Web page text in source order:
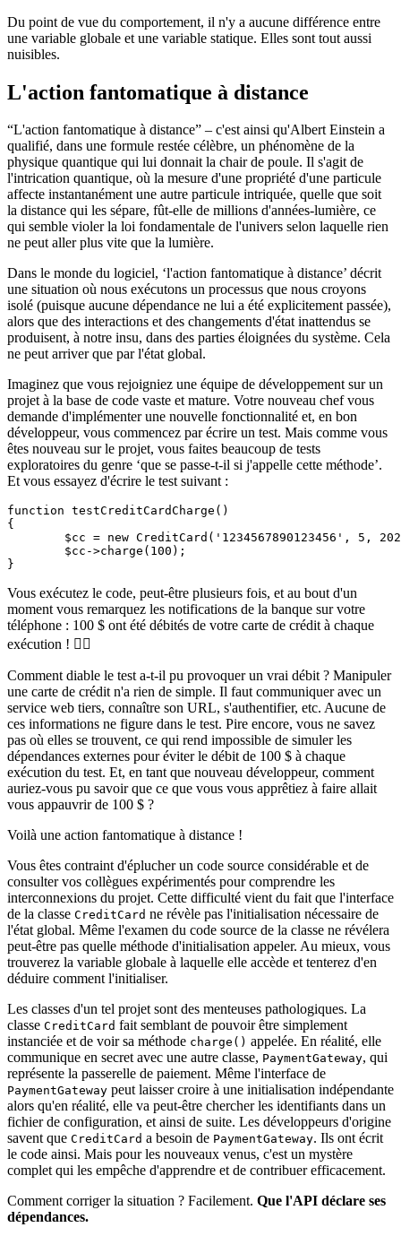
Du point de vue du comportement, il n'y a aucune différence entre
une variable globale et une variable statique. Elles sont tout aussi
nuisibles.
L'action fantomatique à distance
“L'action fantomatique à distance” – c'est ainsi qu'Albert Einstein a
qualifié, dans une formule restée célèbre, un phénomène de la
physique quantique qui lui donnait la chair de poule. Il s'agit de
l'intrication quantique, où la mesure d'une propriété d'une particule
affecte instantanément une autre particule intriquée, quelle que soit
la distance qui les sépare, fût-elle de millions d'années-lumière, ce
qui semble violer la loi fondamentale de l'univers selon laquelle rien
ne peut aller plus vite que la lumière.
Dans le monde du logiciel, ‘l'action fantomatique à distance’ décrit
une situation où nous exécutons un processus que nous croyons
isolé (puisque aucune dépendance ne lui a été explicitement passée),
alors que des interactions et des changements d'état inattendus se
produisent, à notre insu, dans des parties éloignées du système. Cela
ne peut arriver que par l'état global.
Imaginez que vous rejoigniez une équipe de développement sur un
projet à la base de code vaste et mature. Votre nouveau chef vous
demande d'implémenter une nouvelle fonctionnalité et, en bon
développeur, vous commencez par écrire un test. Mais comme vous
êtes nouveau sur le projet, vous faites beaucoup de tests
exploratoires du genre ‘que se passe-t-il si j'appelle cette méthode’.
Et vous essayez d'écrire le test suivant :
function testCreditCardCharge()
{
Vous exécutez le code, peut-être plusieurs fois, et au bout d'un
moment vous remarquez les notifications de la banque sur votre
téléphone : 100 $ ont été débités de votre carte de crédit à chaque
exécution ! 🤦‍♂️
Comment diable le test a-t-il pu provoquer un vrai débit ? Manipuler
une carte de crédit n'a rien de simple. Il faut communiquer avec un
service web tiers, connaître son URL, s'authentifier, etc. Aucune de
ces informations ne figure dans le test. Pire encore, vous ne savez
pas où elles se trouvent, ce qui rend impossible de simuler les
dépendances externes pour éviter le débit de 100 $ à chaque
exécution du test. Et, en tant que nouveau développeur, comment
auriez-vous pu savoir que ce que vous vous apprêtiez à faire allait
vous appauvrir de 100 $ ?
Voilà une action fantomatique à distance !
Vous êtes contraint d'éplucher un code source considérable et de
consulter vos collègues expérimentés pour comprendre les
interconnexions du projet. Cette difficulté vient du fait que l'interface
de la classe CreditCard ne révèle pas l'initialisation nécessaire de
l'état global. Même l'examen du code source de la classe ne révélera
peut-être pas quelle méthode d'initialisation appeler. Au mieux, vous
trouverez la variable globale à laquelle elle accède et tenterez d'en
déduire comment l'initialiser.
Les classes d'un tel projet sont des menteuses pathologiques. La
classe CreditCard fait semblant de pouvoir être simplement
instanciée et de voir sa méthode charge() appelée. En réalité, elle
communique en secret avec une autre classe, PaymentGateway, qui
représente la passerelle de paiement. Même l'interface de
PaymentGateway peut laisser croire à une initialisation indépendante
alors qu'en réalité, elle va peut-être chercher les identifiants dans un
fichier de configuration, et ainsi de suite. Les développeurs d'origine
savent que CreditCard a besoin de PaymentGateway. Ils ont écrit
le code ainsi. Mais pour les nouveaux venus, c'est un mystère
complet qui les empêche d'apprendre et de contribuer efficacement.
Comment corriger la situation ? Facilement. Que l'API déclare ses
dépendances.